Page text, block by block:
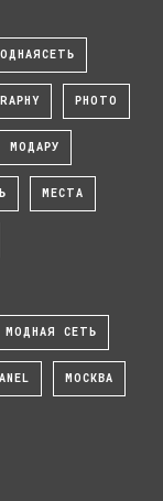
PHOTO
МОДАРУ
МЕСТА
МОДНАЯ СЕТЬ
МОСКВА